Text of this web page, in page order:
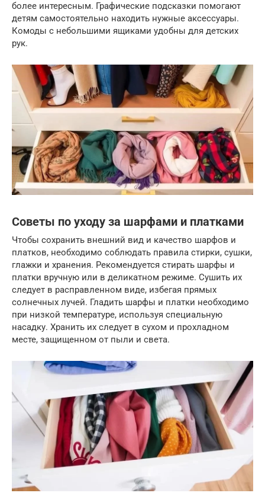
более интересным. Графические подсказки помогают
детям самостоятельно находить нужные аксессуары.
Комоды с небольшими ящиками удобны для детских
рук.
Советы по уходу за шарфами и платками
Чтобы сохранить внешний вид и качество шарфов и
платков, необходимо соблюдать правила стирки, сушки,
глажки и хранения. Рекомендуется стирать шарфы и
платки вручную или в деликатном режиме. Сушить их
следует в расправленном виде, избегая прямых
солнечных лучей. Гладить шарфы и платки необходимо
при низкой температуре, используя специальную
насадку. Хранить их следует в сухом и прохладном
месте, защищенном от пыли и света.